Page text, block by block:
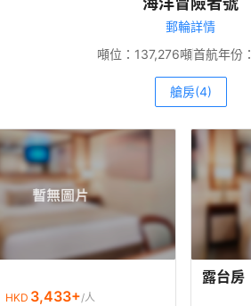
郵輪詳情
噸位： 137,276噸首航年份：
艙房(4)
HKD 3,433+/人
露台房